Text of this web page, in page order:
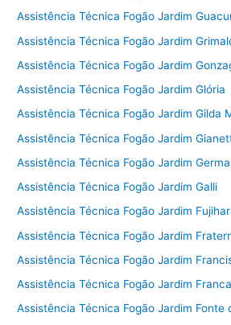
Assistência Técnica Fogão Jardim
Assistência Técnica Fogão Jardim
Assistência Técnica Fogão Jardim
Assistência Técnica Fogão Jardim Glória
Assistência Técnica Fogão Jardim Gilda
Assistência Técnica Fogão Jardim
Assistência Técnica Fogão Jardim
Assistência Técnica Fogão Jardim Galli
Assistência Técnica Fogão Jardim
Assistência Técnica Fogão Jardim
Assistência Técnica Fogão Jardim
Assistência Técnica Fogão Jardim Franca
Assistência Técnica Fogão Jardim Fonte